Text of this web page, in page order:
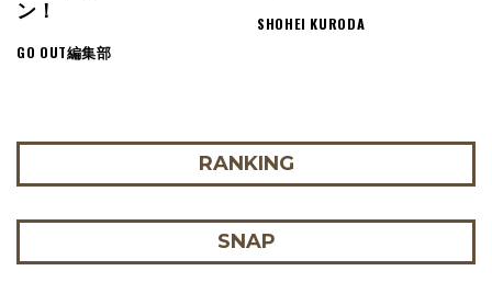
ン！
GO OUT編集部
SHOHEI KURODA
RANKING
SNAP